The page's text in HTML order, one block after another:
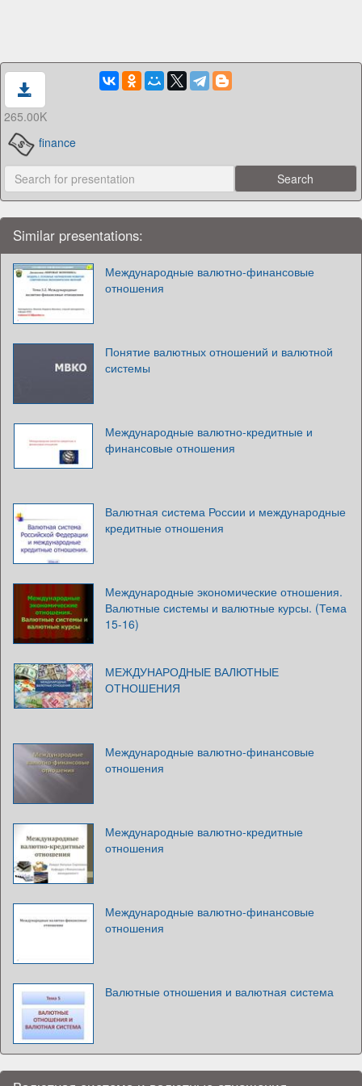
265.00K
finance
Similar presentations:
Международные валютно-финансовые
отношения
Понятие валютных отношений и валютной
системы
Международные валютно-кредитные и
финансовые отношения
Валютная система России и международные
кредитные отношения
Международные экономические отношения.
Валютные системы и валютные курсы. (Тема
15-16)
МЕЖДУНАРОДНЫЕ ВАЛЮТНЫЕ
ОТНОШЕНИЯ
Международные валютно-финансовые
отношения
Международные валютно-кредитные
отношения
Международные валютно-финансовые
отношения
Валютные отношения и валютная система